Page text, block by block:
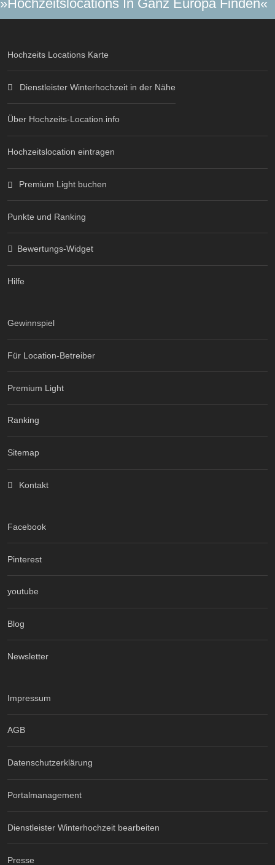
»Hochzeitslocations In Ganz Europa Finden«
Hochzeits Locations Karte
Dienstleister Winterhochzeit in der Nähe
Über Hochzeits-Location.info
Hochzeitslocation eintragen
Premium Light buchen
Punkte und Ranking
Bewertungs-Widget
Hilfe
Gewinnspiel
Für Location-Betreiber
Premium Light
Ranking
Sitemap
Kontakt
Facebook
Pinterest
youtube
Blog
Newsletter
Impressum
AGB
Datenschutzerklärung
Portalmanagement
Dienstleister Winterhochzeit bearbeiten
Presse